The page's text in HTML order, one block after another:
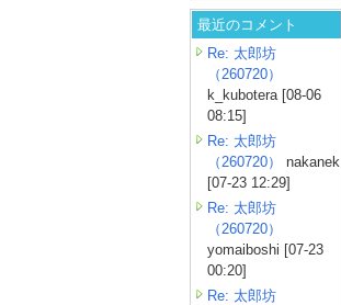
最近のコメント
Re: 太郎坊
（260720）
k_kubotera [08-06
08:15]
Re: 太郎坊
（260720）
nakanek
[07-23 12:29]
Re: 太郎坊
（260720）
yomaiboshi [07-23
00:20]
Re: 太郎坊